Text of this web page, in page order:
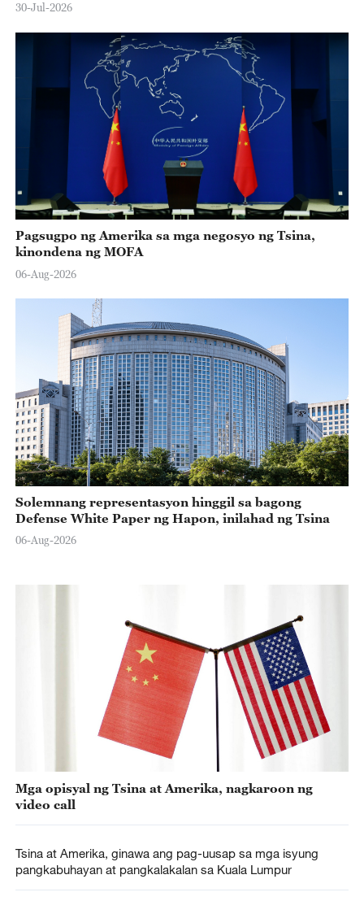
30-Jul-2026
Pagsugpo ng Amerika sa mga negosyo ng Tsina,
kinondena ng MOFA
06-Aug-2026
Solemnang representasyon hinggil sa bagong
Defense White Paper ng Hapon, inilahad ng Tsina
06-Aug-2026
Mga opisyal ng Tsina at Amerika, nagkaroon ng
video call
Tsina at Amerika, ginawa ang pag-uusap sa mga isyung
pangkabuhayan at pangkalakalan sa Kuala Lumpur